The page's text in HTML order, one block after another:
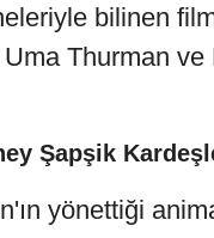
bilinen
Thurman ve
Şapşik
yönettiği